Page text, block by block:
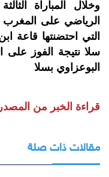
وخلال المباراة
التي احتضنتها قاعة
البوعزاوي بسلا
قراءة الخبر من المصدر
مقالات ذات صلة